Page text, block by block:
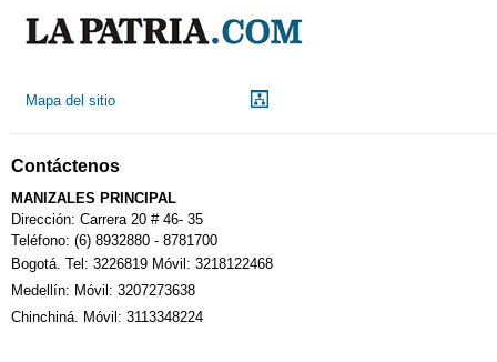
Calendario Tributario
Sudoku
Mapa del sitio
Contáctenos
MANIZALES PRINCIPAL
Dirección: Carrera 20 # 46- 35
Teléfono: (6) 8932880 - 8781700
Bogotá. Tel: 3226819 Móvil: 3218122468
Medellín: Móvil: 3207273638
Chinchiná. Móvil: 3113348224